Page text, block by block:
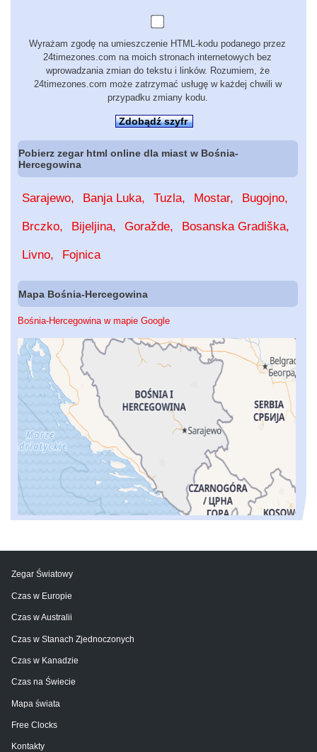
Wyrażam zgodę na umieszczenie HTML-kodu podanego przez
24timezones.com na moich stronach internetowych bez
wprowadzania zmian do tekstu i linków. Rozumiem, że
24timezones.com może zatrzymać usługę w każdej chwili w
przypadku zmiany kodu.
Zdobądź szyfr
Pobierz zegar html online dla miast w Bośnia-
Hercegowina
Sarajewo Banja Luka Tuzla Mostar Bugojno
Brczko Bijeljina Goražde Bosanska Gradiška
Livno Fojnica
Mapa Bośnia-Hercegowina
Bośnia-Hercegowina w mapie Google
Zegar Światowy
Czas w Europie
Czas w Australii
Czas w Stanach Zjednoczonych
Czas w Kanadzie
Czas na Świecie
Mapa świata
Free Clocks
Kontakty